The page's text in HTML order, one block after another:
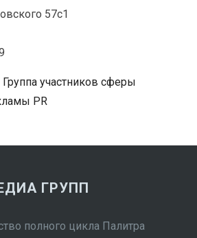
57с1
участников сферы
PR
ГРУПП
полного цикла Палитра